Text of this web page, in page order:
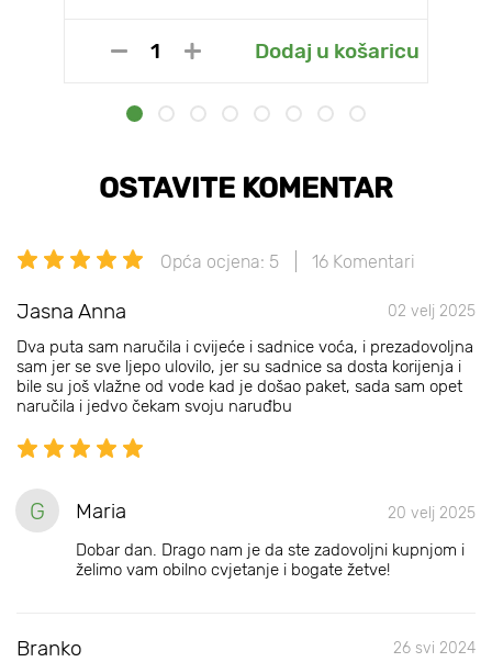
Dodaj u košaricu
OSTAVITE KOMENTAR
Opća ocjena: 5 16 Komentari
Jasna Anna 02 velj 2025
Dva puta sam naručila i cvijeće i sadnice voća, i prezadovoljna
sam jer se sve ljepo ulovilo, jer su sadnice sa dosta korijenja i
bile su još vlažne od vode kad je došao paket, sada sam opet
naručila i jedvo čekam svoju naruđbu
G Maria 20 velj 2025
Dobar dan. Drago nam je da ste zadovoljni kupnjom i
želimo vam obilno cvjetanje i bogate žetve!
Branko 26 svi 2024